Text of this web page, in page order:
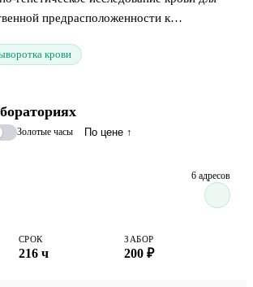
предрасположенности к
развития венозных тромбозов и
крови
Золотые часы По цене ↑
6 адресов
СРОК
216 ч
ЗАБОР
200 ₽